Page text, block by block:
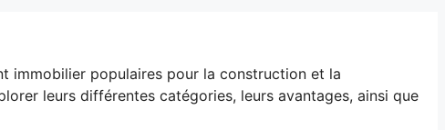
immobilier populaires pour la construction et la
leurs différentes catégories, leurs avantages, ainsi que